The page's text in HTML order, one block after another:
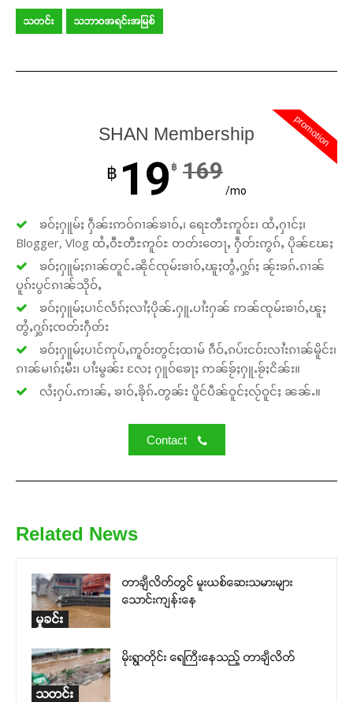
Support SHAN
Your support keeps our voice
create a future where every story is
သတင်း သဘာဝအရင်းအမြစ်
promotion
SHAN Membership
฿ 19 ฿ 169
/mo
ၶဝ်ႈႁူမ်ႈ ႁဵၼ်းဢဝ်ၵၢၼ်ၶၢဝ်ႇ၊ ရေႊတီႊဢူဝ်ႊ၊ ထႆႇႁၢင်ႈ၊
Blogger, Vlog ထႆႇဝီႊတီႊဢူဝ်ႊ တတ်းတေႃႇ ႁဵတ်းဢွၵ်ႇ ပိုၼ်ၽႄႈ
ၶဝ်ႈႁူမ်ႈၵၢၼ်တူင်ႉၼိုင်ၸုမ်းၶၢဝ်ႇၽူႈတွႆႇႁွၵ်ႈ ၼႂ်းၶၵ်ႉၵၢၼ်
ပူၵ်းပွင်ၵၢၼ်သိုဝ်ႇ
ၶဝ်ႈႁူမ်ႈပၢင်လႅၵ်ႈလၢႆႈပိုၼ်ႉႁူႉပၢႆးႁၼ် ဢၼ်ၸုမ်းၶၢဝ်ႇၽူႈ
တွႆႇႁွၵ်ႈၸတ်းႁဵတ်း
ၶဝ်ႈႁူမ်ႈပၢင်ဢုပ်ႇဢူဝ်းတွင်ႈထၢမ် ၵဵဝ်ႇၵပ်းငဝ်းလၢႆးၵၢၼ်မိူင်း၊
ၵၢၼ်မၢၵ်ႈမီး၊ ပၢႆးမွၼ်း လႄႈ ႁူဝ်ၶေႃႈ ဢၼ်ၶႂ်ႈႁူႉၶႂ်ႈငိၼ်း။
လႆႈႁပ်ႉဢၢၼ်ႇ ၶၢဝ်ႇၶိုၵ်ႉတွၼ်း ပိူင်ပဵၼ်ဝူင်ႈလႂ်ဝူင်ႈ ၼၼ်ႉ။
Contact
Related News
မှုခင်း
တာချီလိတ်တွင် မူးယစ်ဆေးသမားများ
သောင်းကျန်းနေ
သတင်း
မိုးရွာတိုင်း ရေကြီးနေသည့် တာချီလိတ်